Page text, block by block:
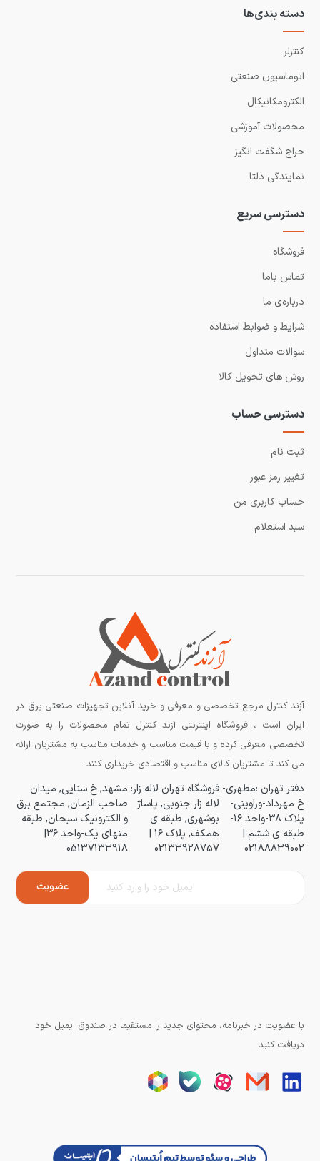
دسته بندی‌ها
کنترلر
اتوماسیون صنعتی
الکترومکانیکال
محصولات آموزشی
حراج شگفت انگیز
نمایندگی دلتا
دسترسی سریع
فروشگاه
تماس باما
درباره‌ی ما
شرایط و ضوابط استفاده
سوالات متداول
روش های تحویل کالا
دسترسی حساب
ثبت نام
تغییر رمز عبور
حساب کاربری من
سبد استعلام
آزند کنترل مرجع تخصصی و معرفی و خرید آنلاین تجهیزات صنعتی برق در
ایران است ، فروشگاه اینترنتی آزند کنترل تمام محصولات را به صورت
تخصصی معرفی کرده و با قیمت مناسب و خدمات مناسب به مشتریان ارائه
می کند تا مشتریان کالای مناسب و اقتصادی خریداری کنند .
دفتر تهران :مطهری-
خ مهرداد-وراوینی-
پلاک ۳۸-واحد ۱۶-
طبقه ی ششم |
02188839002
فروشگاه تهران لاله زار:
لاله زار جنوبی, پاساژ
بوشهری, طبقه ی
همکف, پلاک ۱۶ |
02133928757
مشهد, خ سنایی, میدان
صاحب الزمان, مجتمع برق
و الکترونیک سبحان, طبقه
منهای یک-واحد ۳۶|
05137133918
با عضویت در خبرنامه، محتوای جدید را مستقیما در صندوق ایمیل خود
دریافت کنید.